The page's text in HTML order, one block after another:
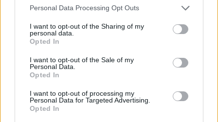
Please note that this website/app uses one or more Google
not limited to your visit or usage behaviour. You may click to
grant or deny consent to Google and its third-party tags to
use your data for below specified purposes in below Google
consent section.
Personal Data Processing Opt Outs
I want to opt-out of the Sharing of my
personal data.
Opted In
I want to opt-out of the Sale of my
Personal Data.
Opted In
I want to opt-out of processing my
Personal Data for Targeted Advertising.
Opted In
07/08
23°/33°
4 bf
ΣΑΒ
08/08 Καθαρός καιρός